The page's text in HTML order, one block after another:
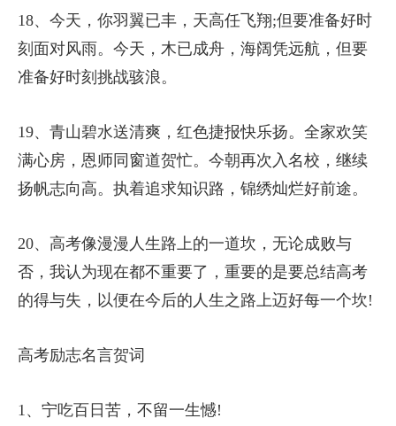
18、今天，你羽翼已丰，天高任飞翔;但要准备好时
刻面对风雨。今天，木已成舟，海阔凭远航，但要
准备好时刻挑战骇浪。
19、青山碧水送清爽，红色捷报快乐扬。全家欢笑
满心房，恩师同窗道贺忙。今朝再次入名校，继续
扬帆志向高。执着追求知识路，锦绣灿烂好前途。
20、高考像漫漫人生路上的一道坎，无论成败与
否，我认为现在都不重要了，重要的是要总结高考
的得与失，以便在今后的人生之路上迈好每一个坎!
高考励志名言贺词
1、宁吃百日苦，不留一生憾!